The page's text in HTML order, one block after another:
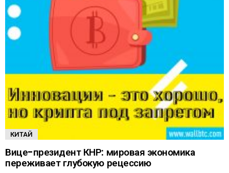
КИТАЙ
Вице-президент КНР: мировая экономика
переживает глубокую рецессию